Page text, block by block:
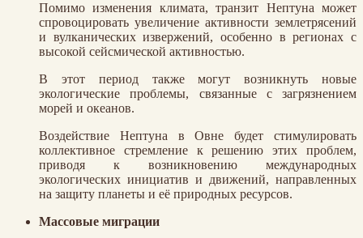
Помимо изменения климата, транзит Нептуна может
спровоцировать увеличение активности землетрясений
и вулканических извержений, особенно в регионах с
высокой сейсмической активностью.
В этот период также могут возникнуть новые
экологические проблемы, связанные с загрязнением
морей и океанов.
Воздействие Нептуна в Овне будет стимулировать
коллективное стремление к решению этих проблем,
приводя к возникновению международных
экологических инициатив и движений, направленных
на защиту планеты и её природных ресурсов.
Массовые миграции